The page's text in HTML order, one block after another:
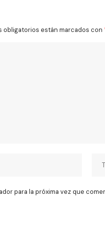
obligatorios están marcados con
para la próxima vez que